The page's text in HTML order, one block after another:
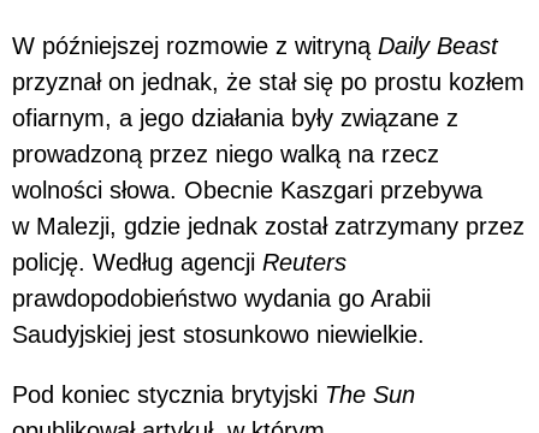
W późniejszej rozmowie z witryną Daily Beast
przyznał on jednak, że stał się po prostu kozłem
ofiarnym, a jego działania były związane z
prowadzoną przez niego walką na rzecz
wolności słowa. Obecnie Kaszgari przebywa
w Malezji, gdzie jednak został zatrzymany przez
policję. Według agencji Reuters
prawdopodobieństwo wydania go Arabii
Saudyjskiej jest stosunkowo niewielkie.
Pod koniec stycznia brytyjski The Sun